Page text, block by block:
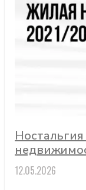
12.05.2026